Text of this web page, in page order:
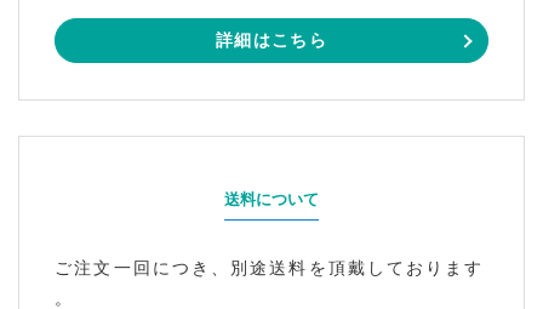
詳細はこちら
送料について
ご注文一回につき、別途送料を頂戴しております
。